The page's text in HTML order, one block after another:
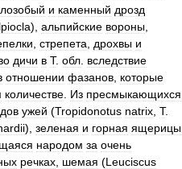
и каменный дрозд
), альпийские вороны
стрепета дрохвы и
дичи в Т. обл вследствие
отношении фазанов которые
количестве Из пресмыкающихся
ужей (Tropidonotus natrix Т.
), зеленая и горная ящерицы
народом за очень
речках шемая (Leuciscus